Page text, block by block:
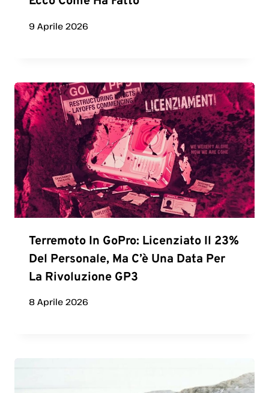
9 Aprile 2026
Terremoto In GoPro: Licenziato Il 23%
Del Personale, Ma C’è Una Data Per
La Rivoluzione GP3
8 Aprile 2026